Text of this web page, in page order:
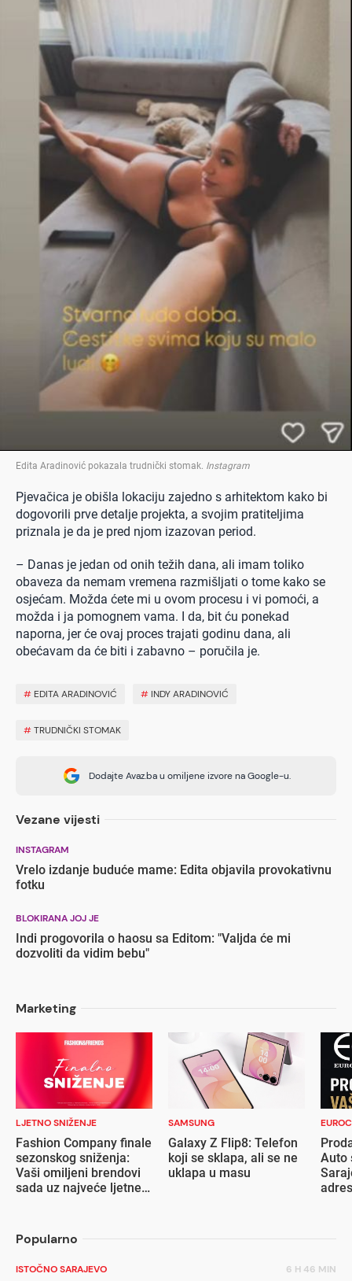
Edita Aradinović pokazala trudnički stomak. Instagram
Pjevačica je obišla lokaciju zajedno s arhitektom kako bi
dogovorili prve detalje projekta, a svojim pratiteljima
priznala je da je pred njom izazovan period.
– Danas je jedan od onih težih dana, ali imam toliko
obaveza da nemam vremena razmišljati o tome kako se
osjećam. Možda ćete mi u ovom procesu i vi pomoći, a
možda i ja pomognem vama. I da, bit ću ponekad
naporna, jer će ovaj proces trajati godinu dana, ali
obećavam da će biti i zabavno – poručila je.
# EDITA ARADINOVIĆ # INDY ARADINOVIĆ
#TRUDNIČKI STOMAK
Dodajte Avaz.ba u omiljene izvore na Google-u.
Vezane vijesti
INSTAGRAM
Vrelo izdanje buduće mame: Edita objavila provokativnu
fotku
BLOKIRANA JOJ JE
Indi progovorila o haosu sa Editom: "Valjda će mi
dozvoliti da vidim bebu"
Marketing
LJETNO SNIŽENJE
Fashion Company finale
sezonskog sniženja:
Vaši omiljeni brendovi
sada uz najveće ljetne
SAMSUNG
Galaxy Z Flip8: Telefon
koji se sklapa, ali se ne
uklapa u masu
Auto
Popularno
ISTOČNO SARAJEVO 6 H 46 MIN